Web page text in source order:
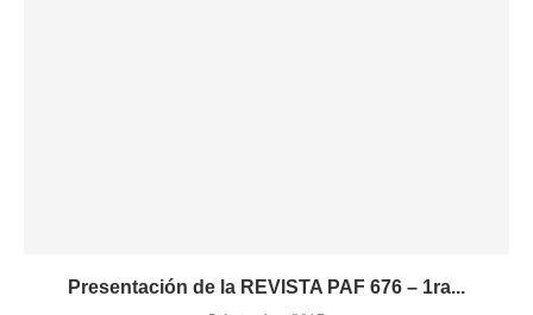
Presentación de la REVISTA PAF 676 – 1ra...